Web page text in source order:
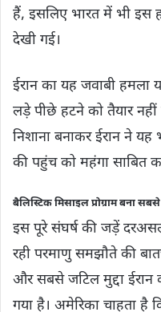
हैं, इसलिए भारत में भी इस
देखी गई।
ईरान का यह जवाबी हमला
लड़े पीछे हटने को तैयार नहीं
निशाना बनाकर ईरान ने
की पहुंच को महंगा साबित
बैलिस्टिक मिसाइल प्रोग्राम बना
इस पूरे संघर्ष की जड़ें
रही परमाणु समझौते की
और सबसे जटिल मुद्दा ईरान
गया है। अमेरिका चाहता है